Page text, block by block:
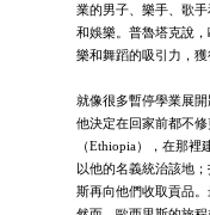
業的男子、樂手、歌
和娛樂。普魯塔克說
樂和舞蹈的吸引力，獲
就像很多暫停學業展
他決定在回家前都不
（Ethiopia），在那
以他的名義統治該地
斯再向他們收取貢品